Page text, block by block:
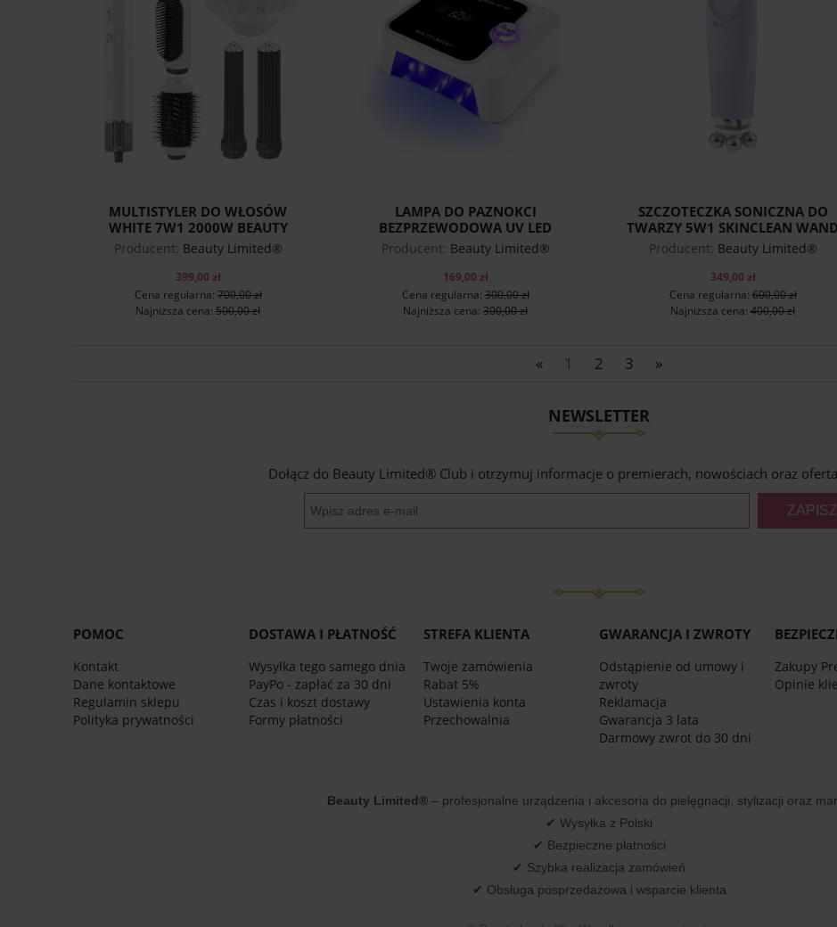
MULTISTYLER DO WŁOSÓW
WHITE 7W1 2000W BEAUTY
LIMITED®
Producent: Beauty Limited®
399,00 zł
Cena regularna:700,00 zł
Najniższa cena: 500,00 zł
LAMPA DO PAZNOKCI
BEZPRZEWODOWA UV LED
NAILCRYSTAL 180W BEAUTY
LIMITED®
Producent: Beauty Limited®
169,00 zł
Cena regularna:300,00 zł
Najniższa cena: 300,00 zł
SZCZOTECZKA SONICZNA DO
TWARZY 5W1 SKINCLEAN WAND
GRAY BEAUTY LIMITED®
Producent: Beauty Limited®
349,00 zł
Cena regularna:600,00 zł
Najniższa cena: 400,00 zł
« 1 2 3 »
NEWSLETTER
Dołącz do Beauty Limited® Club i otrzymuj informacje o premierach, nowościach oraz
POMOC
Kontakt
Dane kontaktowe
Regulamin sklepu
Polityka prywatności
DOSTAWA I PŁATNOŚĆ
Wysyłka tego samego dnia
PayPo - zapłać za 30 dni
Czas i koszt dostawy
Formy płatności
STREFA KLIENTA
Twoje zamówienia
Rabat 5%
Ustawienia konta
Przechowalnia
GWARANCJA I ZWROTY
Odstąpienie od umowy i
zwroty
Reklamacja
Gwarancja 3 lata
Darmowy zwrot do 30 dni
Zakupy
Opinie
Beauty Limited®– profesjonalne urządzenia i akcesoria do pielęgnacji, stylizacji oraz
✔ Wysyłka z Polski
✔ Bezpieczne płatności
✔ Szybka realizacja zamówień
✔ Obsługa posprzedażowa i wsparcie klienta